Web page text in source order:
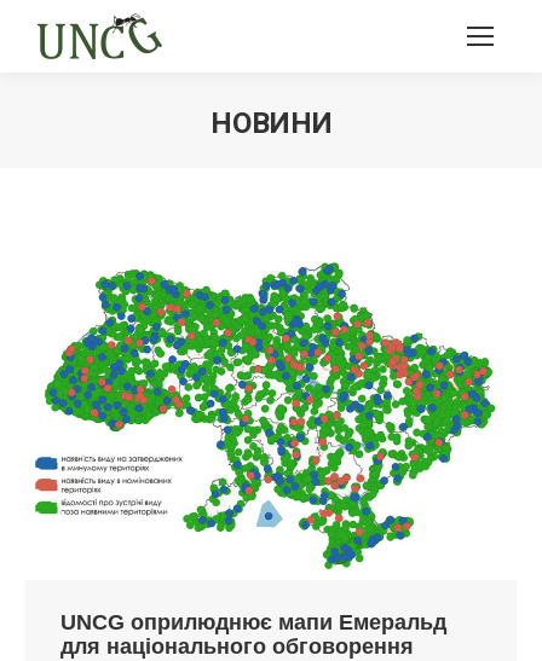
НОВИНИ
UNCG оприлюднює мапи Емеральд
для національного обговорення